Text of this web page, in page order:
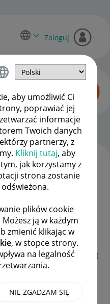
aby umożliwić Ci
poprawiać jej
informacje
Twoich danych
partnerzy, z
Kliknij tutaj, aby
jak korzystamy z
strona zostanie
plików cookie
ją w każdym
zmienić klikając w
, w stopce strony.
na legalność
NIE ZGADZAM SIĘ
Zaloguj
OPCJE
TEMATY